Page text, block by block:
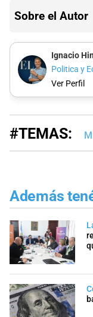
Sobre el Autor
Ignacio
Politica y
Ver Perfil
#TEMAS:
Además